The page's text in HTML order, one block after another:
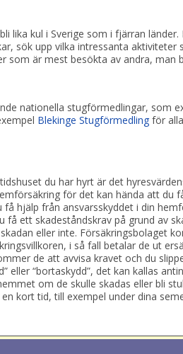
lika kul i Sverige som i fjärran
sök upp vilka intressanta
som är mest besökta av andra,
nationella stugförmedlingar, som
Blekinge Stugförmedling för
du har hyrt är det
för det kan hända att du
hjälp från ansvarsskyddet i din
få ett skadeståndskrav på grund av
eller inte. Försäkringsbolaget
i så fall betalar de ut
de att avvisa kravet och du
eller “bortaskydd”, det kan kallas
om de skulle skadas eller bli
kort tid, till exempel under dina